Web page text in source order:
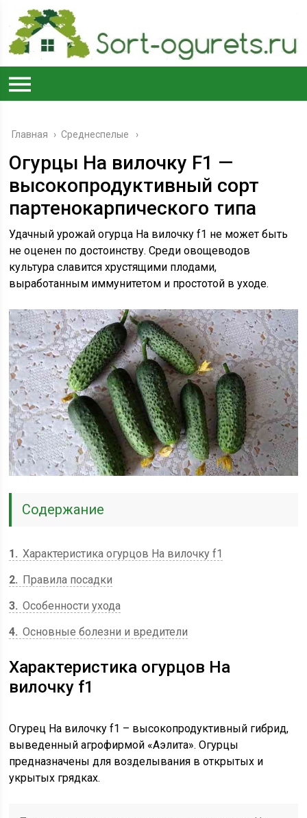
Главная › Среднеспелые
Огурцы На вилочку F1 —
высокопродуктивный сорт
партенокарпического типа
Удачный урожай огурца На вилочку f1 не может быть
не оценен по достоинству. Среди овощеводов
культура славится хрустящими плодами,
выработанным иммунитетом и простотой в уходе.
Содержание
1
Характеристика огурцов На вилочку f1
2
Правила посадки
3 Особенности ухода
4 Основные болезни и вредители
Характеристика огурцов На
вилочку f1
Огурец На вилочку f1 – высокопродуктивный гибрид,
выведенный агрофирмой «Аэлита». Огурцы
предназначены для возделывания в открытых и
укрытых грядках.